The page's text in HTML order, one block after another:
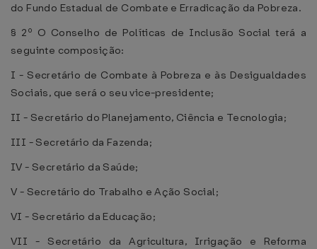
do Fundo Estadual de Combate e Erradicação da Pobreza.
§ 2º O Conselho de Políticas de Inclusão Social terá a
seguinte composição:
I - Secretário de Combate à Pobreza e às Desigualdades
Sociais, que será o seu vice-presidente;
II - Secretário do Planejamento, Ciência e Tecnologia;
III - Secretário da Fazenda;
IV - Secretário da Saúde;
V - Secretário do Trabalho e Ação Social;
VI - Secretário da Educação;
VII - Secretário da Agricultura, Irrigação e Reforma